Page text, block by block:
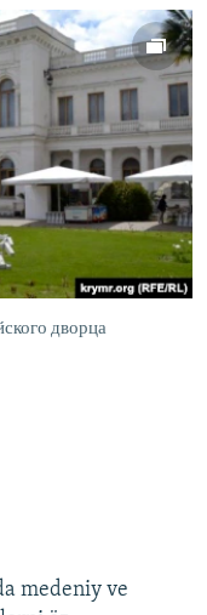
дворца
medeniy ve